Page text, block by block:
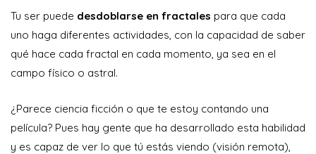
Tu ser puede desdoblarse en fractales para que cada
uno haga diferentes actividades, con la capacidad de saber
qué hace cada fractal en cada momento, ya sea en el
campo físico o astral.
¿Parece ciencia ficción o que te estoy contando una
película? Pues hay gente que ha desarrollado esta habilidad
y es capaz de ver lo que tú estás viendo (visión remota),